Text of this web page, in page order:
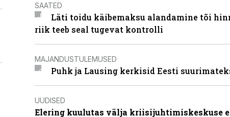
SAATED
Läti toidu käibemaksu alandamine tõi
riik teeb seal tugevat kontrolli
MAJANDUSTULEMUSED
Puhk ja Lausing kerkisid Eesti
UUDISED
Elering kuulutas välja kriisijuhtimiskeskuse